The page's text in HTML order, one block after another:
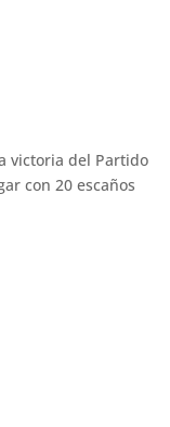
victoria del Partido
con 20 escaños